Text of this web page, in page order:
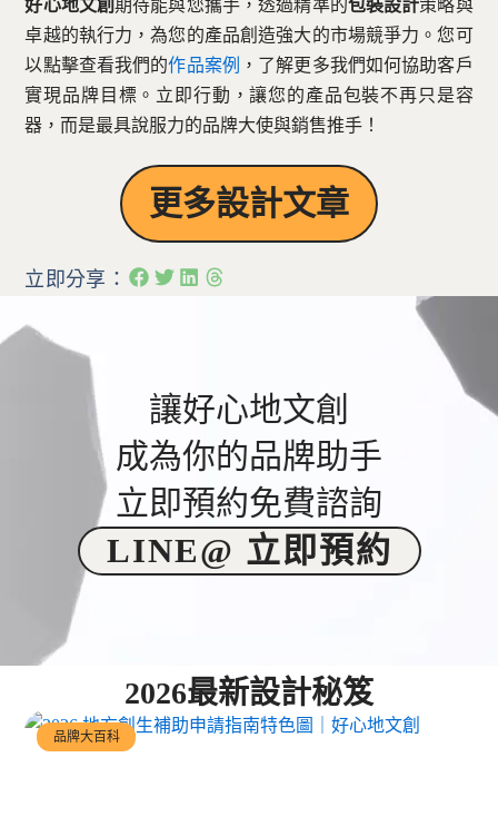
好心地文創期待能與您攜手，透過精準的包裝設計策略與
卓越的執行力，為您的產品創造強大的市場競爭力。您可
以點擊查看我們的作品案例 ，了解更多我們如何協助客戶
實現品牌目標。立即行動，讓您的產品包裝不再只是容
器，而是最具說服力的品牌大使與銷售推手！
更多設計文章
立即分享：
讓好心地文創
成為你的品牌助手
立即預約免費諮詢
LINE@ 立即預約
2026最新設計秘笈
品牌大百科